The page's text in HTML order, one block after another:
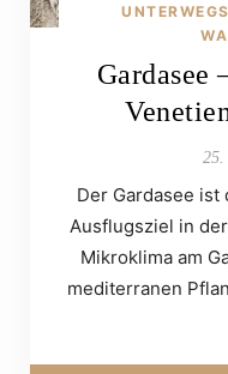
UNTERWEGS
Gardasee
25.
Der Gardasee
Ausflugsziel in
Mikroklima am
mediterranen